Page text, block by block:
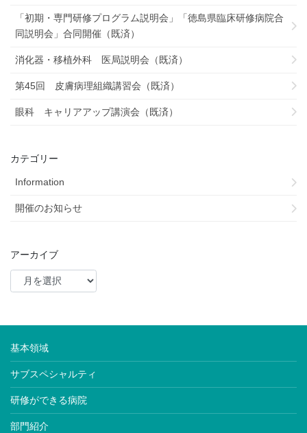
「初期・専門研修プログラム説明会」「徳島県臨床研修病院合
同説明会」合同開催（既済）
消化器・移植外科 医局説明会（既済）
第45回 皮膚病理組織講習会（既済）
眼科 キャリアアップ講演会（既済）
カテゴリー
Information
開催のお知らせ
アーカイブ
基本領域
サブスペシャルティ
研修ができる病院
部門紹介